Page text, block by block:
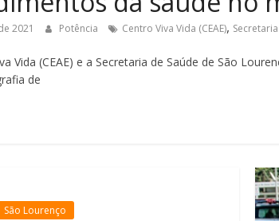
2021 Potência Centro Viva Vida (CEAE),
Vida (CEAE) e a Secretaria de Saúde de São
de
São Lourenço